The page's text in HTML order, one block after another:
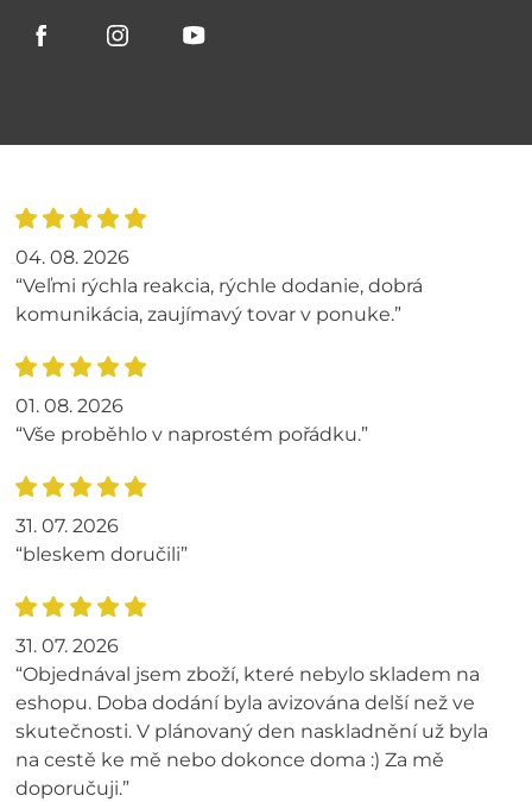
04. 08. 2026
“Veľmi rýchla reakcia, rýchle dodanie, dobrá
komunikácia, zaujímavý tovar v ponuke.”
01. 08. 2026
“Vše proběhlo v naprostém pořádku.”
31. 07. 2026
“bleskem doručili”
31. 07. 2026
“Objednával jsem zboží, které nebylo skladem na
eshopu. Doba dodání byla avizována delší než ve
skutečnosti. V plánovaný den naskladnění už byla
na cestě ke mě nebo dokonce doma :) Za mě
doporučuji.”